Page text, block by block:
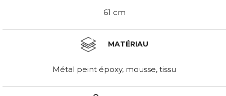
61 cm
MATÉRIAU
Métal peint époxy, mousse, tissu